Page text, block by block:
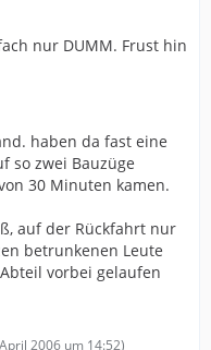
nur DUMM. Frust hin
haben da fast eine
so zwei Bauzüge
30 Minuten kamen.
auf der Rückfahrt nur
betrunkenen Leute
vorbei gelaufen
2006 um 14:52)